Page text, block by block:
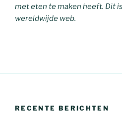
met eten te maken heeft. Dit
wereldwijde web.
RECENTE BERICHTEN